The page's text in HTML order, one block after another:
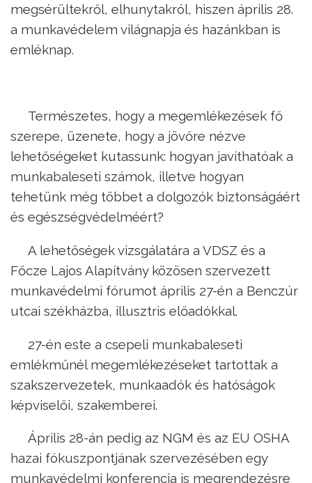
megsérültekről, elhunytakról, hiszen április 28.
a munkavédelem világnapja és hazánkban is
emléknap.
Természetes, hogy a megemlékezések fő
szerepe, üzenete, hogy a jövőre nézve
lehetőségeket kutassunk: hogyan javíthatóak a
munkabaleseti számok, illetve hogyan
tehetünk még többet a dolgozók biztonságáért
és egészségvédelméért?
A lehetőségek vizsgálatára a VDSZ és a
Főcze Lajos Alapítvány közösen szervezett
munkavédelmi fórumot április 27-én a Benczúr
utcai székházba, illusztris előadókkal.
27-én este a csepeli munkabaleseti
emlékműnél megemlékezéseket tartottak a
szakszervezetek, munkaadók és hatóságok
képviselői, szakemberei.
Április 28-án pedig az NGM és az EU OSHA
hazai fókuszpontjának szervezésében egy
munkavédelmi konferencia is megrendezésre